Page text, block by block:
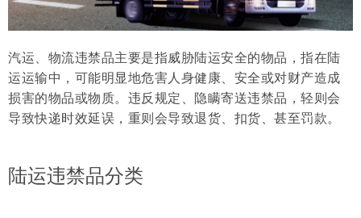
汽运、物流违禁品主要是指威胁陆运安全的物品，指在陆
运运输中，可能明显地危害人身健康、安全或对财产造成
损害的物品或物质。违反规定、隐瞒寄送违禁品，轻则会
导致快递时效延误，重则会导致退货、扣货、甚至罚款。
陆运违禁品分类